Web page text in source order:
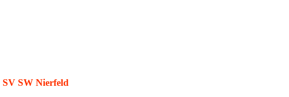
SV SW Nierfeld